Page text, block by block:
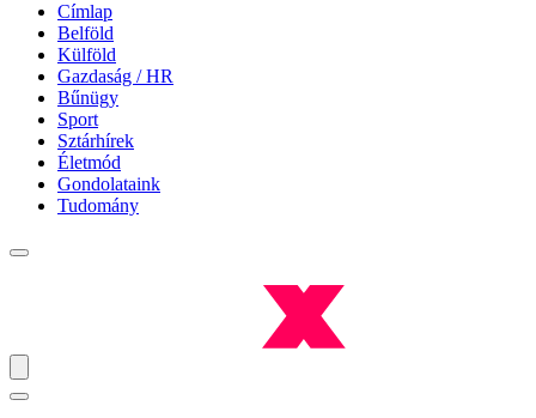
Címlap
Belföld
Külföld
Gazdaság / HR
Bűnügy
Sport
Sztárhírek
Életmód
Gondolataink
Tudomány